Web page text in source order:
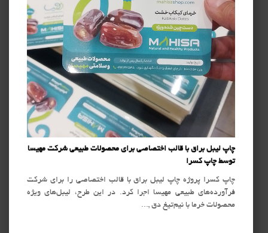
چاپ لیبل براق با قالب اختصاصی برای محصولات طبیعی شرکت مهیسا
توسط چاپ کسرا
چاپ کسرا پروژه چاپ لیبل براق با قالب اختصاصی را برای شرکت
فرآورده‌های طبیعی مهیسا اجرا کرد. در این طرح، لیبل‌های ویژه
محصولات خرما با نیم‌تیغ دق ,...